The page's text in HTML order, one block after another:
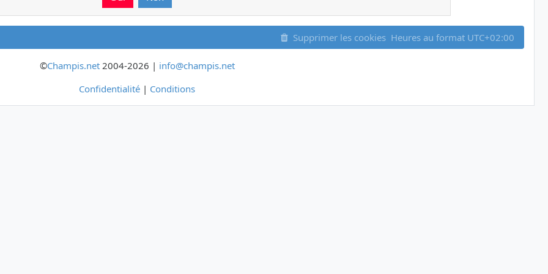
Supprimer les cookies Heures au format UTC+02:00
©Champis.net2004-2026 | info@champis.net
Confidentialité | Conditions